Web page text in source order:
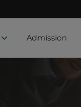
Admission